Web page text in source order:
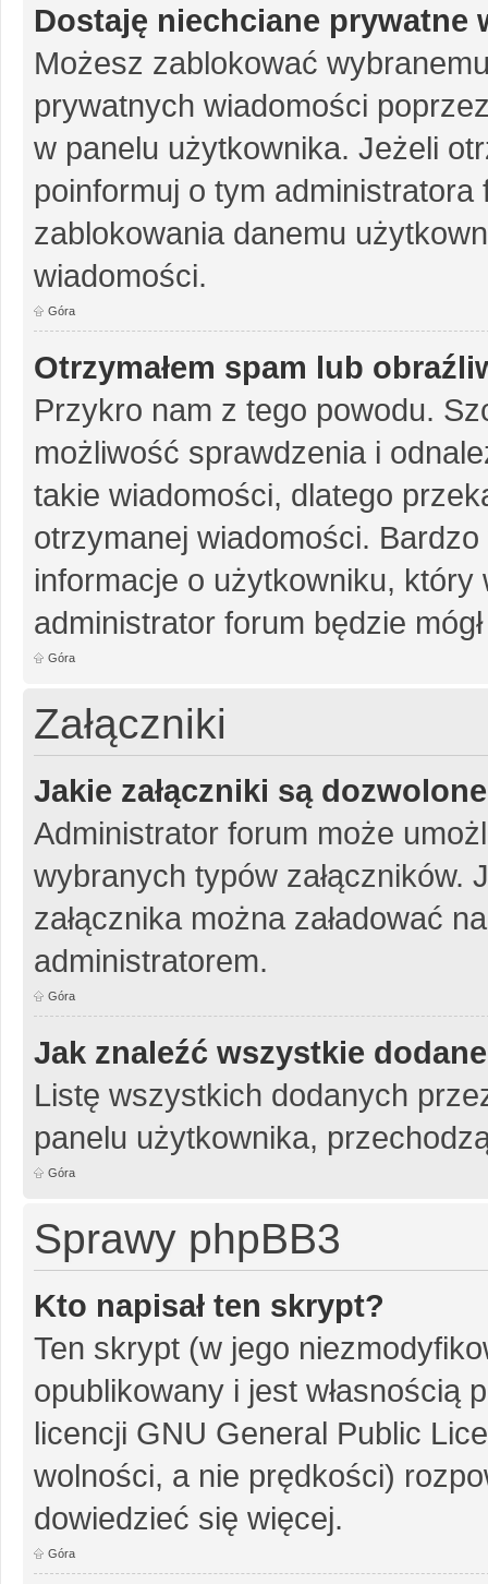
Dostaję niechciane prywatne
Możesz zablokować
prywatnych wiadomości
w panelu użytkownika. Jeżeli
poinformuj o tym
zablokowania danemu
wiadomości.
Góra
Otrzymałem spam lub
Przykro nam z tego powodu.
możliwość sprawdzenia i
takie wiadomości, dlatego
otrzymanej wiadomości.
informacje o użytkowniku, który
administrator forum będzie
Góra
Załączniki
Jakie załączniki są
Administrator forum może
wybranych typów załączników.
załącznika można załadować
administratorem.
Góra
Jak znaleźć wszystkie
Listę wszystkich dodanych
panelu użytkownika,
Góra
Sprawy phpBB3
Kto napisał ten skrypt?
Ten skrypt (w jego
opublikowany i jest własnością
licencji GNU General Public
wolności, a nie prędkości)
dowiedzieć się więcej.
Góra